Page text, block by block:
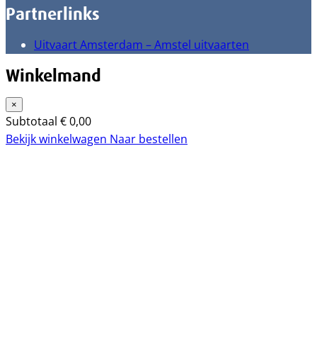
Partnerlinks
Uitvaart Amsterdam – Amstel uitvaarten
Winkelmand
×
Subtotaal €0,00
Bekijk winkelwagen Naar bestellen